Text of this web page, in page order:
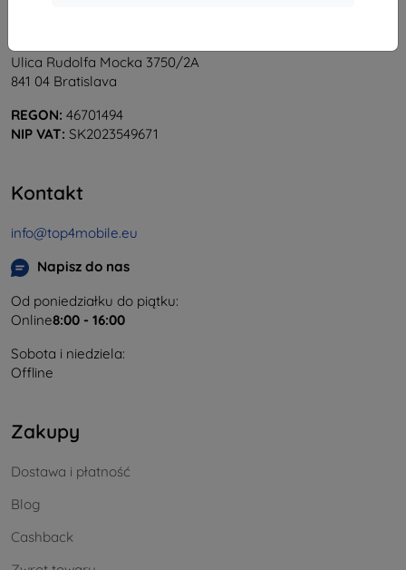
Ulica Rudolfa Mocka 3750/2A
841 04 Bratislava
REGON: 46701494
NIP VAT: SK2023549671
Kontakt
info@top4mobile.eu
Napisz do nas
Od poniedziałku do piątku:
Online8:00 - 16:00
Sobota i niedziela:
Offline
Zakupy
Dostawa i płatność
Blog
Cashback